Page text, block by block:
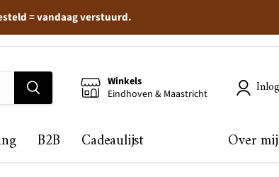
= vandaag verstuurd.
Winkels
Eindhoven & Maastricht
B2B Cadeaulijst Over mij